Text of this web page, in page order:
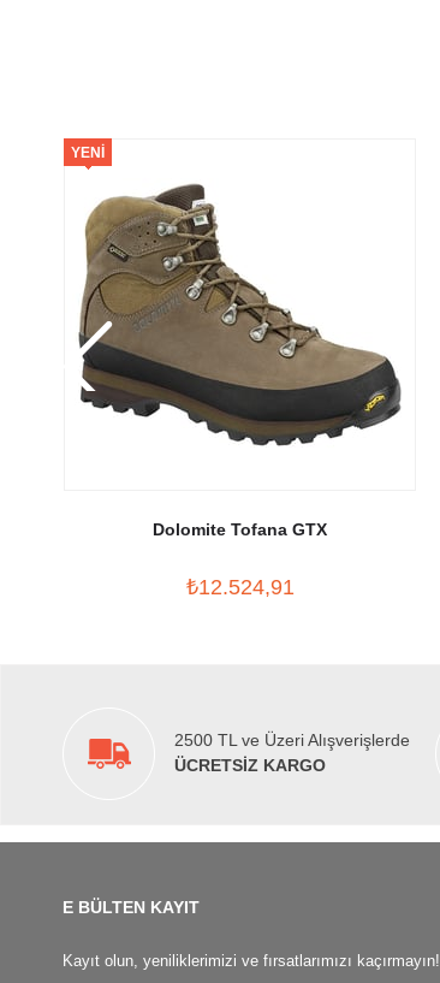
Dolomite Tofana GTX
₺12.524,91
YENI
2500 TL ve Üzeri Alışverişlerde
ÜCRETSİZ KARGO
E BÜLTEN KAYIT
Kayıt olun, yeniliklerimizi ve fırsatlarımızı kaçırmayın!